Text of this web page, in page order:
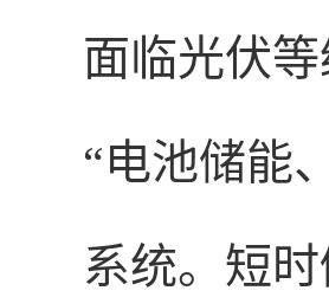
面临光伏
“电池储能
系统。短